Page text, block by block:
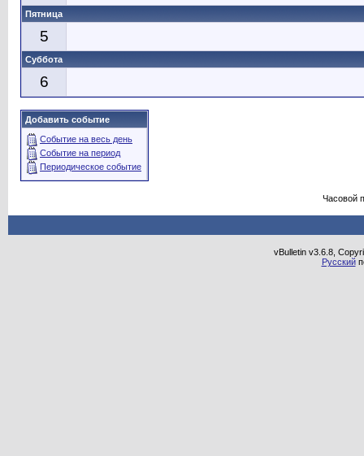
Пятница
5
Суббота
6
Добавить событие
Событие на весь день
Событие на период
Периодическое событие
Часовой
vBulletin v3.6.8,
Русский